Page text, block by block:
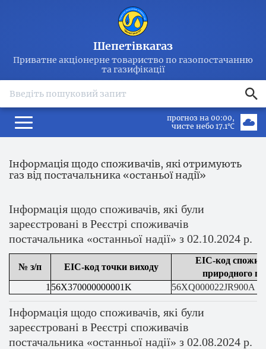
Шепетівкагаз
Приватне акціонерне товариство по газопостачанню
та газифікації
прогноз на 00:00
чисте небо 17.1℃
Інформація щодо споживачів, які отримують
газ від постачальника «останьої надії»
Інформація щодо споживачів, які були
зареєстровані в Реєстрі споживачів
постачальника «останньої надії» з 02.10.2024 р.
№ з/п ЕІС-код точки виходу
ЕІС-код
природного
1 56X370000000001K 56XQ000022JR900A
Інформація щодо споживачів, які були
зареєстровані в Реєстрі споживачів
постачальника «останньої надії» з 02.08.2024 р.